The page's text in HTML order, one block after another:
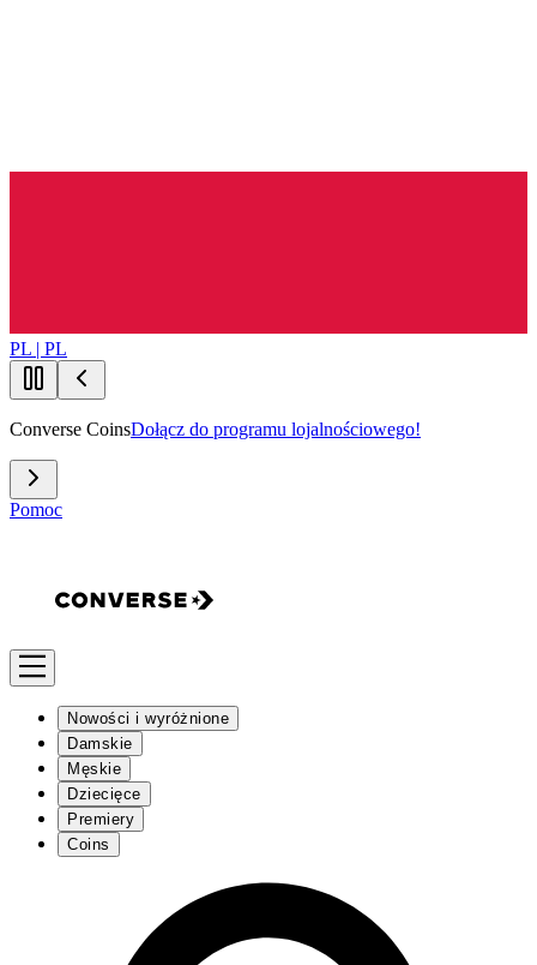
PL | PL
Converse CoinsDołącz do programu lojalnościowego!
Pomoc
Nowości i wyróżnione
Damskie
Męskie
Dziecięce
Premiery
Coins